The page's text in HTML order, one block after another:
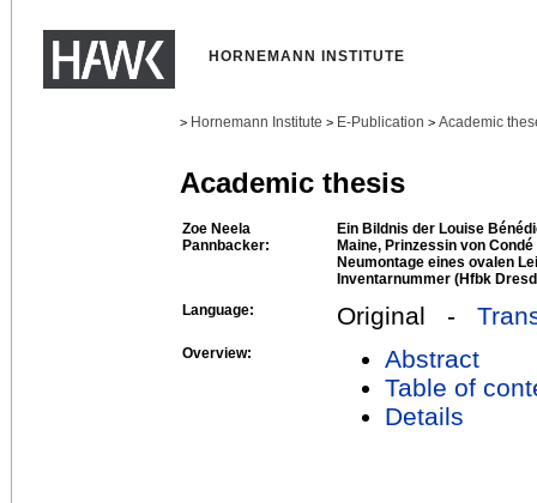
HORNEMANN INSTITUTE
> Hornemann Institute > E-Publication > Academic
Academic thesis
Zoe Neela
Pannbacker:
Ein Bildnis der Louise
Maine, Prinzessin von
Neumontage eines ovalen
Inventarnummer (Hfbk
Language:
Original -
Overview:
Abstract
Table of
Details